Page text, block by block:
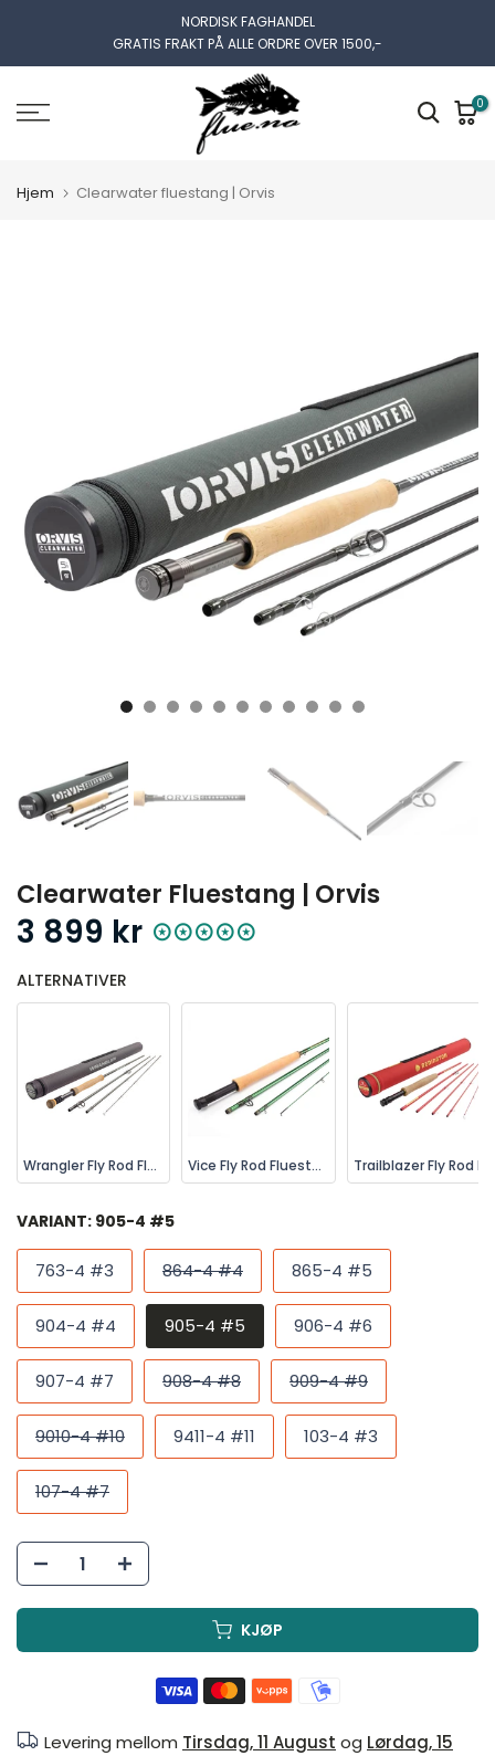
NORDISK FAGHANDEL
GRATIS FRAKT PÅ ALLE ORDRE OVER 1500,-
0
Hjem Clearwater fluestang | Orvis
Clearwater Fluestang | Orvis
3 899 kr
ALTERNATIVER
Wrangler Fly Rod Fluestang | Redington Vice Fly Rod Fluestang | Redington
VARIANT: 905-4 #5
763-4 #3 864-4 #4 865-4 #5
904-4 #4 905-4 #5 906-4 #6
907-4 #7 908-4 #8 909-4 #9
9010-4 #10 9411-4 #11 103-4 #3
107-4 #7
KJØP
Levering mellom Tirsdag, 11 August og Lørdag, 15